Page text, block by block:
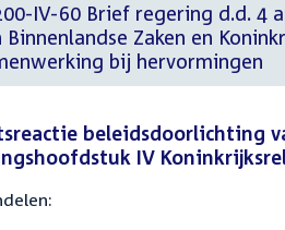
IV-60 Brief regering d.d. 4
Binnenlandse Zaken en
bij hervormingen
beleidsdoorlichting
IV